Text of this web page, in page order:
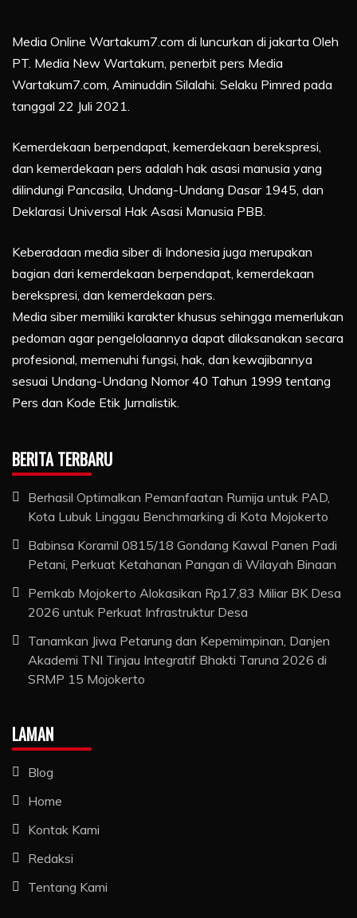
Media Online Wartakum7.com di luncurkan di jakarta Oleh
PT. Media New Wartakum, penerbit pers Media
Wartakum7.com, Aminuddin Silalahi. Selaku Pimred pada
tanggal 22 Juli 2021.
Kemerdekaan berpendapat, kemerdekaan berekspresi,
dan kemerdekaan pers adalah hak asasi manusia yang
dilindungi Pancasila, Undang-Undang Dasar 1945, dan
Deklarasi Universal Hak Asasi Manusia PBB.
Keberadaan media siber di Indonesia juga merupakan
bagian dari kemerdekaan berpendapat, kemerdekaan
berekspresi, dan kemerdekaan pers.
Media siber memiliki karakter khusus sehingga memerlukan
pedoman agar pengelolaannya dapat dilaksanakan secara
profesional, memenuhi fungsi, hak, dan kewajibannya
sesuai Undang-Undang Nomor 40 Tahun 1999 tentang
Pers dan Kode Etik Jurnalistik.
BERITA TERBARU
Berhasil Optimalkan Pemanfaatan Rumija untuk PAD,
Kota Lubuk Linggau Benchmarking di Kota Mojokerto
Babinsa Koramil 0815/18 Gondang Kawal Panen Padi
Petani, Perkuat Ketahanan Pangan di Wilayah Binaan
Pemkab Mojokerto Alokasikan Rp17,83 Miliar BK Desa
2026 untuk Perkuat Infrastruktur Desa
Tanamkan Jiwa Petarung dan Kepemimpinan, Danjen
Akademi TNI Tinjau Integratif Bhakti Taruna 2026 di
SRMP 15 Mojokerto
LAMAN
Blog
Home
Kontak Kami
Redaksi
Tentang Kami